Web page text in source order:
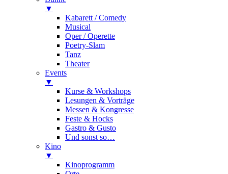
▼
Kabarett / Comedy
Musical
Oper / Operette
Poetry-Slam
Tanz
Theater
Events
▼
Kurse & Workshops
Lesungen & Vorträge
Messen & Kongresse
Feste & Hocks
Gastro & Gusto
Und sonst so…
Kino
▼
Kinoprogramm